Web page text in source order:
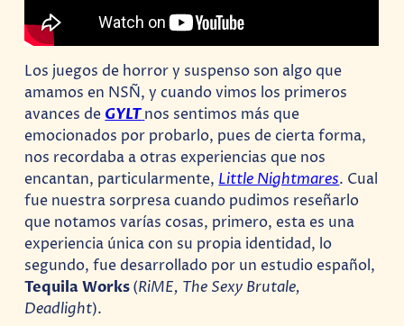
Los juegos de horror y suspenso son algo que
amamos en NSÑ, y cuando vimos los primeros
avances de GYLTnos sentimos más que
emocionados por probarlo, pues de cierta forma,
nos recordaba a otras experiencias que nos
encantan, particularmente, Little Nightmares. Cual
fue nuestra sorpresa cuando pudimos reseñarlo
que notamos varías cosas, primero, esta es una
experiencia única con su propia identidad, lo
segundo, fue desarrollado por un estudio español,
TequilaWorks(RiME, The Sexy Brutale,
Deadlight).